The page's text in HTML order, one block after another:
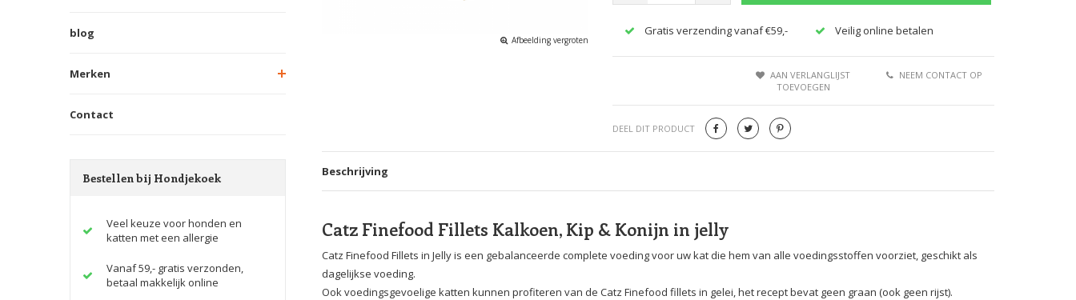
blog
Merken
Contact
Bestellen bij Hondjekoek
Veel keuze voor honden en
katten met een allergie
Vanaf 59,- gratis verzonden,
betaal makkelijk online
Afbeelding vergroten
Gratis verzending vanaf €59,- Veilig online betalen
AAN VERLANGLIJST
TOEVOEGEN
NEEM CONTACT OP
DEEL DIT PRODUCT
Beschrijving
Catz Finefood Fillets Kalkoen, Kip & Konijn in jelly
Catz Finefood Fillets in Jelly is een gebalanceerde complete voeding voor uw kat die hem van alle voedingsstoffen voorziet, geschikt als
dagelijkse voeding.
Ook voedingsgevoelige katten kunnen profiteren van de Catz Finefood fillets in gelei, het recept bevat geen graan (ook geen rijst).